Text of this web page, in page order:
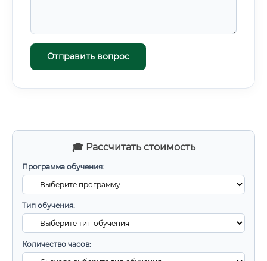
🎓 Рассчитать стоимость
Программа обучения:
Тип обучения:
Количество часов:
Отправить вопрос